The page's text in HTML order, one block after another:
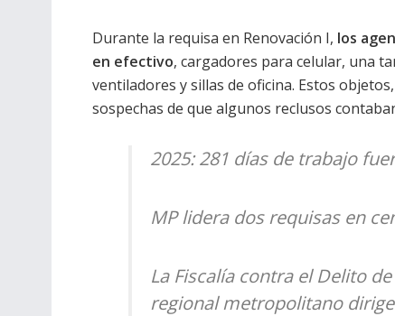
Durante la requisa en Renovación I, los
en efectivo, cargadores para celular, una
ventiladores y sillas de oficina. Estos
sospechas de que algunos reclusos
2025: 281 días de trabajo
MP lidera dos requisas en
La Fiscalía contra el Delito
regional metropolitano